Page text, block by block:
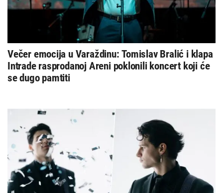
Večer emocija u Varaždinu: Tomislav Bralić i klapa
Intrade rasprodanoj Areni poklonili koncert koji će
se dugo pamtiti